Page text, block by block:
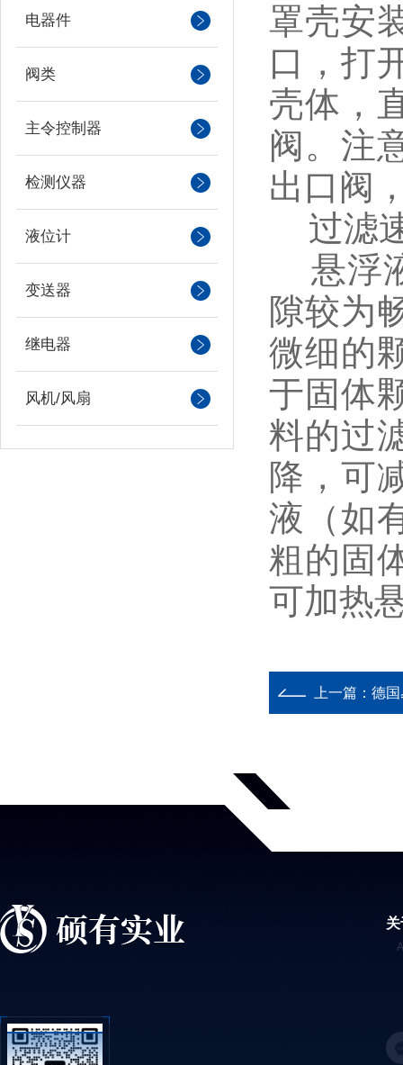
电器件
阀类
主令控制器
检测仪器
液位计
变送器
继电器
风机/风扇
罩壳安
口，打
壳体，
阀。注
出口阀
过滤
悬浮
隙较为
微细的
于固体
料的过
降，可
液（如
粗的固
可加热
上一篇： 德